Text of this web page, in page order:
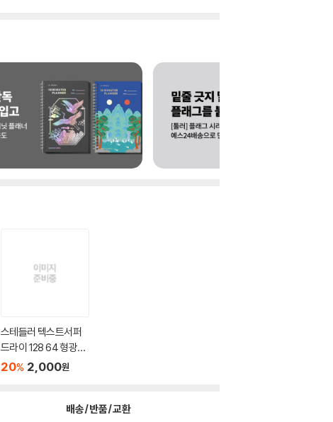
스테들러 텍스트서퍼
드라이 128 64 형광색
연필
20% 2,000원
배송/반품/교환